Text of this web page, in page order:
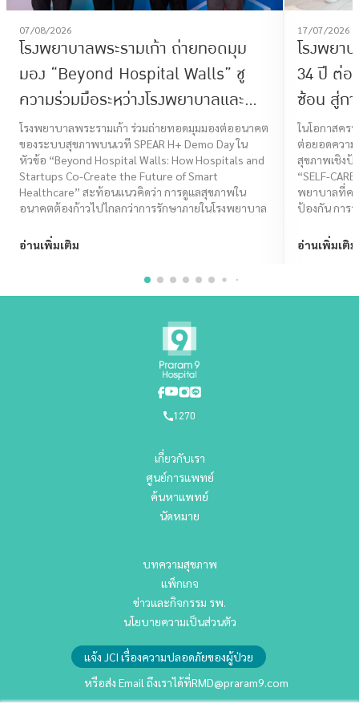
07/08/2026
โรงพยาบาลพระรามเก้า ถ่ายทอดมุม
มอง “Beyond Hospital Walls” ชู
ความร่วมมือระหว่างโรงพยาบาลและ
Startup ร่วมสร้างอนาคต Smart
Healthcare
โรงพยาบาลพระรามเก้า ร่วมถ่ายทอดมุมมองต่ออนาคต
ของระบบสุขภาพบนเวที SPEAR H+ Demo Day ใน
หัวข้อ “Beyond Hospital Walls: How Hospitals and
Startups Co-Create the Future of Smart
Healthcare” สะท้อนแนวคิดว่า การดูแลสุขภาพใน
อนาคตต้องก้าวไปไกลกว่าการรักษาภายในโรงพยาบาล
อ่านเพิ่มเติม
17/07/2026
โรงพยา
34 ปี ต่อ
ซ้อน สู่ก
โจทย์ไล
CARE
ในโอกาสคร
ต่อยอดความ
สุขภาพเชิงป้
“SELF-
พยาบาลที่คร
ป้องกัน การ
อ่านเพิ่มเติม
1270
เกี่ยวกับเรา
ศูนย์การแพทย์
ค้นหาแพทย์
นัดหมาย
บทความสุขภาพ
แพ็กเกจ
ข่าวและกิจกรรม รพ.
นโยบายความเป็นส่วนตัว
แจ้ง JCI เรื่องความปลอดภัยของผู้ป่วย
หรือส่ง Email ถึงเราได้ที่RMD@praram9.com